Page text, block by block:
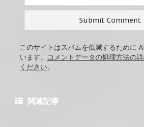
このサイトはスパムを低減するために
います。
コメントデータの処理方法の
ください。
関連記事